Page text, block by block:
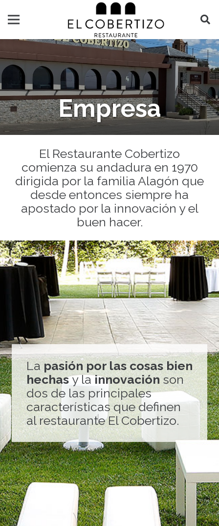
Empresa
El Restaurante Cobertizo
comienza su andadura en 1970
dirigida por la familia Alagón que
desde entonces siempre ha
apostado por la innovación y el
buen hacer.
La pasión por las cosas bien
hechasy lainnovación son
dos de las principales
características que definen
al restaurante El Cobertizo.